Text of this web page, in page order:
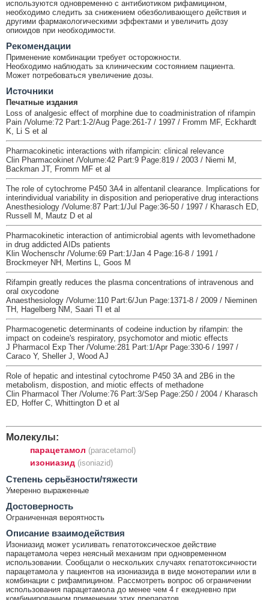
используются одновременно с антибиотиком рифамицином,
необходимо следить за снижением обезболивающего действия и
другими фармакологическими эффектами и увеличить дозу
опиоидов при необходимости.
Рекомендации
Применение комбинации требует осторожности.
Необходимо наблюдать за клиническим состоянием пациента.
Может потребоваться увеличение дозы.
Источники
Печатные издания
Loss of analgesic effect of morphine due to coadministration of rifampin
Pain /Volume:72 Part:1-2/Aug Page:261-7 / 1997 / Fromm MF, Eckhardt
K, Li S et al
Pharmacokinetic interactions with rifampicin: clinical relevance
Clin Pharmacokinet /Volume:42 Part:9 Page:819 / 2003 / Niemi M,
Backman JT, Fromm MF et al
The role of cytochrome P450 3A4 in alfentanil clearance. Implications for
interindividual variability in disposition and perioperative drug interactions
Anesthesiology /Volume:87 Part:1/Jul Page:36-50 / 1997 / Kharasch ED,
Russell M, Mautz D et al
Pharmacokinetic interaction of antimicrobial agents with levomethadone
in drug addicted AIDs patients
Klin Wochenschr /Volume:69 Part:1/Jan 4 Page:16-8 / 1991 /
Brockmeyer NH, Mertins L, Goos M
Rifampin greatly reduces the plasma concentrations of intravenous and
oral oxycodone
Anaesthesiology /Volume:110 Part:6/Jun Page:1371-8 / 2009 / Nieminen
TH, Hagelberg NM, Saari TI et al
Pharmacogenetic determinants of codeine induction by rifampin: the
impact on codeine's respiratory, psychomotor and miotic effects
J Pharmacol Exp Ther /Volume:281 Part:1/Apr Page:330-6 / 1997 /
Caraco Y, Sheller J, Wood AJ
Role of hepatic and intestinal cytochrome P450 3A and 2B6 in the
metabolism, dispostion, and miotic effects of methadone
Clin Pharmacol Ther /Volume:76 Part:3/Sep Page:250 / 2004 / Kharasch
ED, Hoffer C, Whittington D et al
Молекулы:
парацетамол (paracetamol)
изониазид (isoniazid)
Cтепень серьёзности/тяжести
Умеренно выраженные
Достоверность
Ограниченная вероятность
Описание взаимодействия
Изониазид может усиливать гепатотоксическое действие
парацетамола через неясный механизм при одновременном
использовании. Сообщали о нескольких случаях гепатотоксичности
парацетамола у пациентов на изониазида в виде монотерапии или в
комбинации с рифампицином. Рассмотреть вопрос об ограничении
использования парацетамола до менее чем 4 г ежедневно при